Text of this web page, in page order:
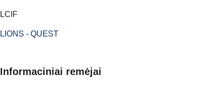
LCIF
LIONS - QUEST
Informaciniai remėjai